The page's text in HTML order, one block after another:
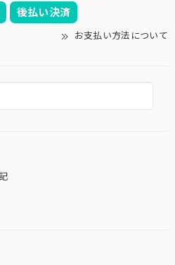
のイベントも楽しみにしており
で、その都度お願い致しま
テン オベサ / ユーフォルビア
見てなおさら気に入りまし
。 有り難うございました。
後払い決済
お支払い方法について